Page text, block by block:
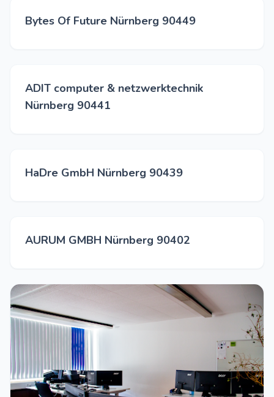
Bytes Of Future Nürnberg 90449
ADIT computer & netzwerktechnik
Nürnberg 90441
HaDre GmbH Nürnberg 90439
AURUM GMBH Nürnberg 90402